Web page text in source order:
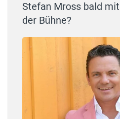
Stefan Mross bald
der Bühne?